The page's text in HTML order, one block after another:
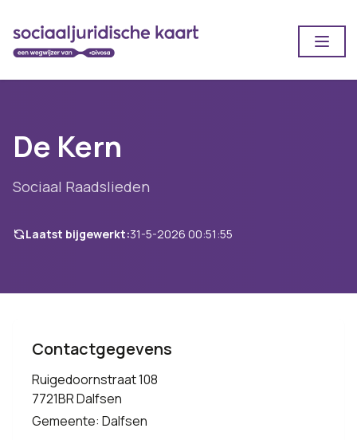
De Kern
Sociaal Raadslieden
Laatst bijgewerkt:31-5-2026 00:51:55
Contactgegevens
Ruigedoornstraat 108
7721BR Dalfsen
Gemeente: Dalfsen